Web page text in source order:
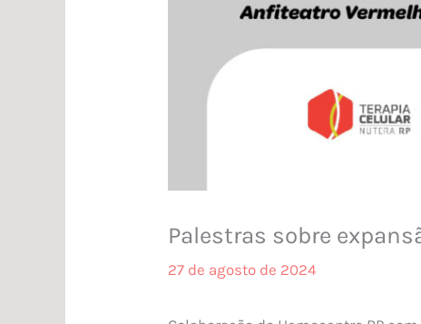
Palestras sobre
27 de agosto de 2024